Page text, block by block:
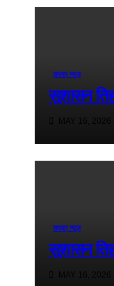
रायपुर न्यूज़
सुशासन
MAY 16, 2026
रायपुर न्यूज़
सुशासन
MAY 16, 2026